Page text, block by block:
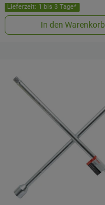
Lieferzeit: 1 bis 3 Tage*
In den Warenkorb